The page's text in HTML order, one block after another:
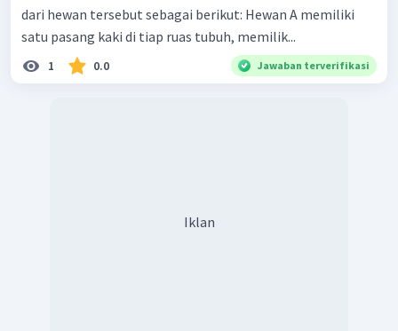
dari hewan tersebut sebagai berikut: Hewan A memiliki
satu pasang kaki di tiap ruas tubuh, memilik...
1 0.0 Jawaban terverifikasi
Iklan